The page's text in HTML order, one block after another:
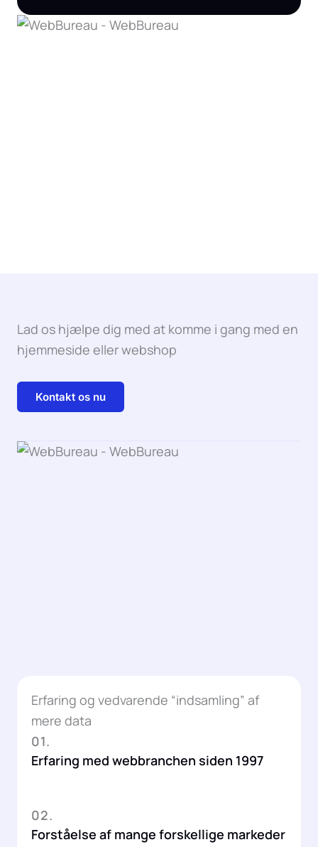
Lad os hjælpe dig med at komme i gang med en
hjemmeside eller webshop
Kontakt os nu
Erfaring og vedvarende “indsamling” af
mere data
01.
Erfaring med webbranchen siden 1997
02.
Forståelse af mange forskellige markeder